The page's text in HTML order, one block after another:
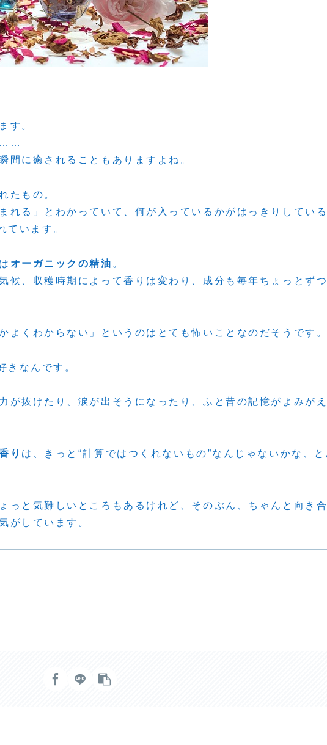
す。
……
間に癒されることもありますよね。
たもの。
れる」とわかっていて、何が入っているかがはっきりしてい
ています。
オーガニックの精油 。
候、収穫時期によって香りは変わり、成分も毎年ちょっとず
よくわからない」というのはとても怖いことなのだそうです
きなんです。
が抜けたり、涙が出そうになったり、ふと昔の記憶がよみが
り は、きっと“計算ではつくれないもの”なんじゃないかな、
っと気難しいところもあるけれど、そのぶん、ちゃんと向き
がしています。